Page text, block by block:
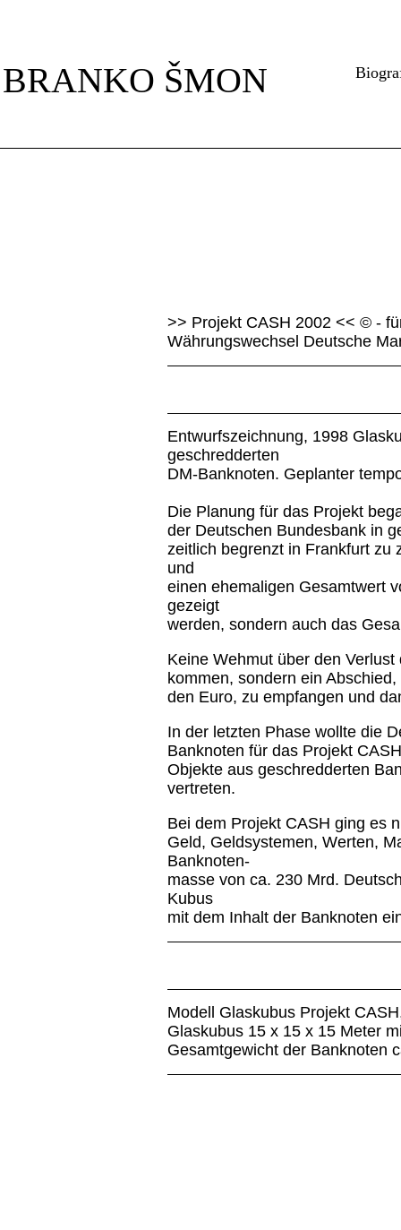
BRANKO ŠMON
>> Projekt CASH 2002 << © -
Währungswechsel Deutsche
Entwurfszeichnung, 1998
geschredderten
DM-Banknoten. Geplanter
Die Planung für das Projekt
der Deutschen Bundesbank in
zeitlich begrenzt in Frankfurt zu
und
einen ehemaligen Gesamtwert
gezeigt
werden, sondern auch das
Keine Wehmut über den
kommen, sondern ein
den Euro, zu empfangen und
In der letzten Phase wollte die
Banknoten für das Projekt
Objekte aus geschredderten
vertreten.
Bei dem Projekt CASH ging es
Geld, Geldsystemen, Werten,
Banknoten-
masse von ca. 230 Mrd.
Kubus
mit dem Inhalt der Banknoten
Modell Glaskubus Projekt
Glaskubus 15 x 15 x 15 Meter
Gesamtgewicht der Banknoten